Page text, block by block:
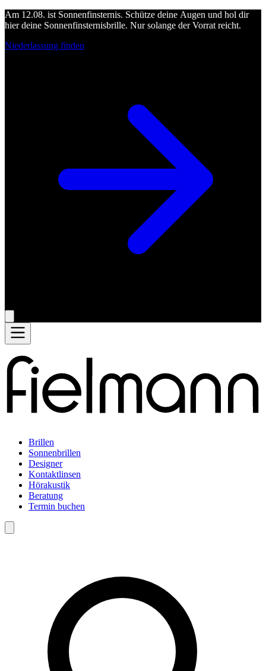
Am 12.08. ist Sonnenfinsternis. Schütze deine Augen und hol dir
hier deine Sonnenfinsternisbrille. Nur solange der Vorrat reicht.
Niederlassung finden
Brillen
Sonnenbrillen
Designer
Kontaktlinsen
Hörakustik
Beratung
Termin buchen